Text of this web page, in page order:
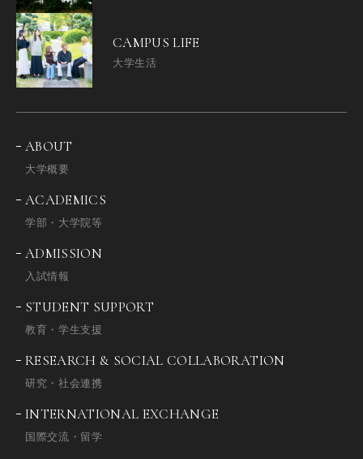
CAMPUS LIFE
大学生活
ABOUT
大学概要
ACADEMICS
学部・大学院等
ADMISSION
入試情報
STUDENT SUPPORT
教育・学生支援
RESEARCH & SOCIAL COLLABORATION
研究・社会連携
INTERNATIONAL EXCHANGE
国際交流・留学